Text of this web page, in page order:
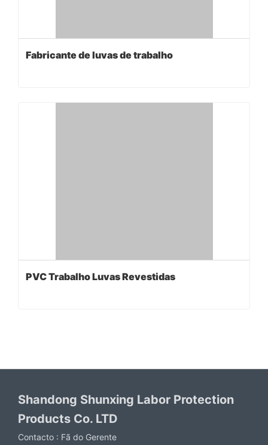
Fabricante de luvas de trabalho
PVC Trabalho Luvas Revestidas
Shandong Shunxing Labor Protection
Products Co. LTD
Contacto : Fã do Gerente